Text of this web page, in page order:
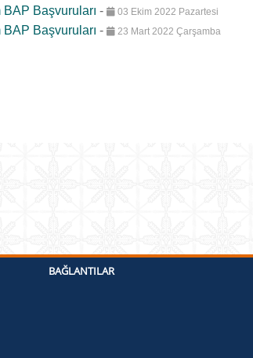
BAP Başvuruları - 03 Ekim 2022 Pazartesi
BAP Başvuruları - 23 Mart 2022 Çarşamba
BAĞLANTILAR